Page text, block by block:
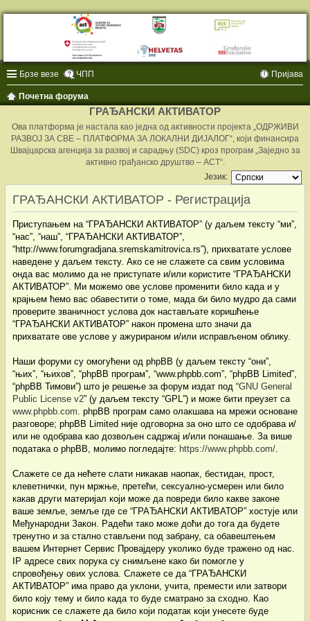
Брзе везе ЧПП Пријава
Почетна форума
ГРАЂАНСКИ АКТИВАТОР
Ова платформа је настала као једна од активности пројекта „ОДРЖИВИ
РАЗВОЈ ЗА СВЕ – ПЛАТФОРМА ЗА ЛОКАЛНИ ДИЈАЛОГ“, који финансира
Швајцарска агенција за развој и сарадњу (SDC) кроз програм „Заједно за
активно грађанско друштво – ACT“.
Језик:
ГРАЂАНСКИ АКТИВАТОР - Регистрација
Приступањем на “ГРАЂАНСКИ АКТИВАТОР” (у даљем тексту “ми”,
“нас”, “наш”, “ГРАЂАНСКИ АКТИВАТОР”,
“http://www.forumgradjana.sremskamitrovica.rs”), прихватате услове
наведене у даљем тексту. Ако се не слажете са свим условима
онда вас молимо да не приступате и/или користите “ГРАЂАНСКИ
АКТИВАТОР”. Ми можемо ове услове променити било када и у
крајњем ћемо вас обавестити о томе, мада би било мудро да сами
проверите званичност услова док настављате коришћење
“ГРАЂАНСКИ АКТИВАТОР” након промена што значи да
прихватате ове услове у ажурираном и/или исправљеном облику.
Наши форуми су омогућени од phpBB (у даљем тексту “они”,
“њих”, “њихов”, “phpBB програм”, “www.phpbb.com”, “phpBB Limited”,
“phpBB Тимови”) што је решење за форум издат под “GNU General
Public License v2” (у даљем тексту “GPL”) и може бити преузет са
www.phpbb.com . phpBB програм само олакшава на мрежи основане
разговоре; phpBB Limited није одговорна за оно што се одобрава и/
или не одобрава као дозвољен садржај и/или понашање. За више
података о phpBB, молимо погледајте: https://www.phpbb.com/
Слажете се да нећете слати никакав наопак, бестидан, прост,
клеветнички, пун мржње, претећи, сексуално-усмерен или било
какав други материјал који може да повреди било какве законе
ваше земље, земље где се “ГРАЂАНСКИ АКТИВАТОР” хостује или
Међународни Закон. Радећи тако може доћи до тога да будете
тренутно и за стално стављени под забрану, са обавештењем
вашем Интернет Сервис Провајдеру уколико буде тражено од нас.
IP адресе свих порука су снимљене како би помогле у
спровођењу ових услова. Слажете се да “ГРАЂАНСКИ
АКТИВАТОР” има право да уклони, учита, премести или затвори
било коју тему и било када то буде сматрано за сходно. Као
корисник се слажете да било који податак који унесете буде